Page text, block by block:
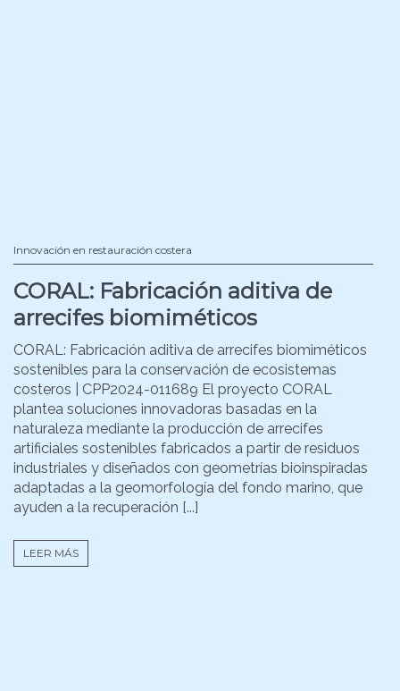
Innovación en restauración costera
CORAL: Fabricación aditiva de
arrecifes biomiméticos
CORAL: Fabricación aditiva de arrecifes biomiméticos
sostenibles para la conservación de ecosistemas
costeros | CPP2024-011689 El proyecto CORAL
plantea soluciones innovadoras basadas en la
naturaleza mediante la producción de arrecifes
artificiales sostenibles fabricados a partir de residuos
industriales y diseñados con geometrías bioinspiradas
adaptadas a la geomorfología del fondo marino, que
ayuden a la recuperación [...]
LEER MÁS